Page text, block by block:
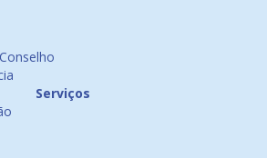
Serviços